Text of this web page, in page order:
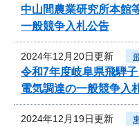
中山間農業研究所本館
一般競争入札公告
2024年12月20日更新
令和7年度岐阜県飛騨
電気調達の一般競争入
2024年12月19日更新